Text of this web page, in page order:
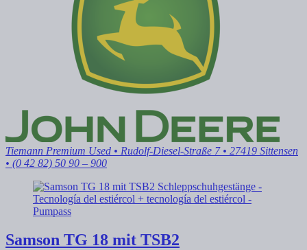
Tiemann Premium Used • Rudolf-Diesel-Straße 7 • 27419 Sittensen
• (0 42 82) 50 90 – 900
Samson TG 18 mit TSB2